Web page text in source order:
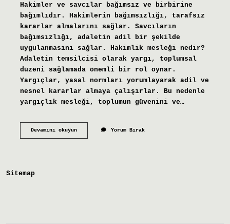
Hakimler ve savcılar bağımsız ve birbirine
bağımlıdır. Hakimlerin bağımsızlığı, tarafsız
kararlar almalarını sağlar. Savcıların
bağımsızlığı, adaletin adil bir şekilde
uygulanmasını sağlar. Hakimlik mesleği nedir?
Adaletin temsilcisi olarak yargı, toplumsal
düzeni sağlamada önemli bir rol oynar.
Yargıçlar, yasal normları yorumlayarak adil ve
nesnel kararlar almaya çalışırlar. Bu nedenle
yargıçlık mesleği, toplumun güvenini ve…
Devamını okuyunYargıç
Yorum Bırak
Sitemap